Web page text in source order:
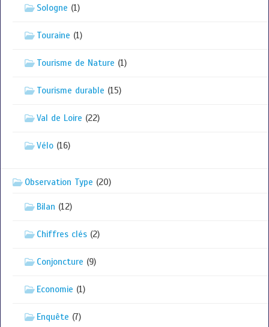
Sologne (1)
Touraine (1)
Tourisme de Nature (1)
Tourisme durable (15)
Val de Loire (22)
Vélo (16)
Observation Type (20)
Bilan (12)
Chiffres clés (2)
Conjoncture (9)
Economie (1)
Enquête (7)